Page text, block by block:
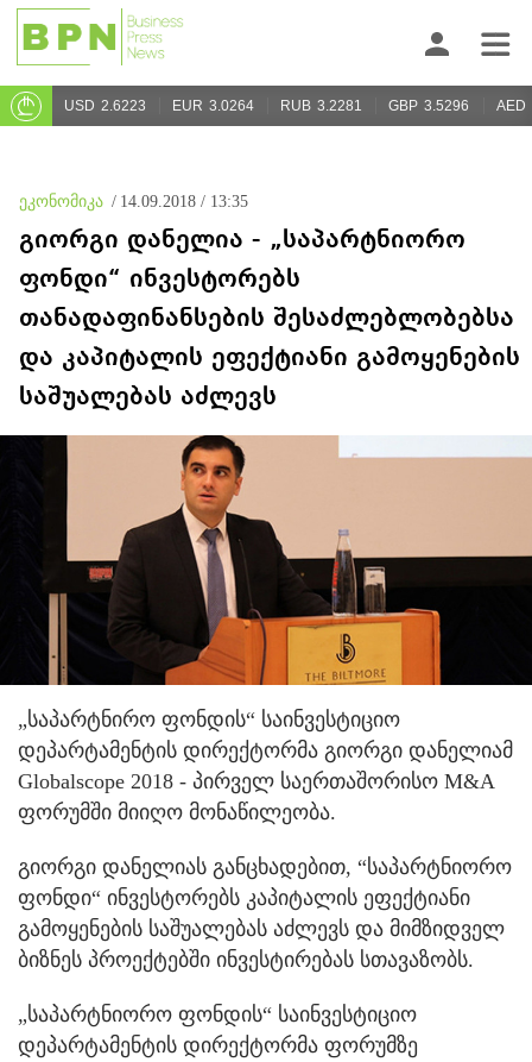
USD 2.6223 EUR 3.0264 RUB 3.2281 GBP 3.5296 AED
ეკონომიკა / 14.09.2018 / 13:35
გიორგი დანელია - „საპარტნიორო
ფონდი“ ინვესტორებს
თანადაფინანსების შესაძლებლობებსა
და კაპიტალის ეფექტიანი გამოყენების
საშუალებას აძლევს
„საპარტნირო ფონდის“ საინვესტიციო
დეპარტამენტის დირექტორმა გიორგი დანელიამ
Globalscope 2018 - პირველ საერთაშორისო M&A
ფორუმში მიიღო მონაწილეობა.
გიორგი დანელიას განცხადებით, “საპარტნიორო
ფონდი“ ინვესტორებს კაპიტალის ეფექტიანი
გამოყენების საშუალებას აძლევს და მიმზიდველ
ბიზნეს პროექტებში ინვესტირებას სთავაზობს.
„საპარტნიორო ფონდის“ საინვესტიციო
დეპარტამენტის დირექტორმა ფორუმზე